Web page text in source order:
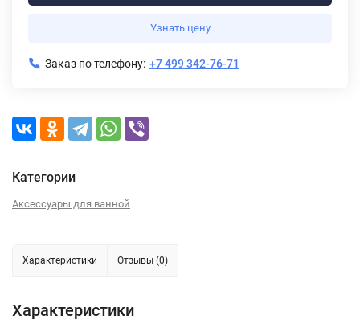
Узнать цену
Заказ по телефону: +7 499 342-76-71
Категории
Аксессуары для ванной
Характеристики Отзывы (0)
Характеристики